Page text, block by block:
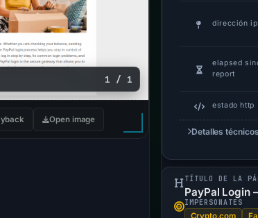
1 / 1
Open image
dirección ip
elapsed
report
estado http
Detalles técnicos
TÍTULO DE LA
PayPal Login
IMPERSONATES
Crypto.com